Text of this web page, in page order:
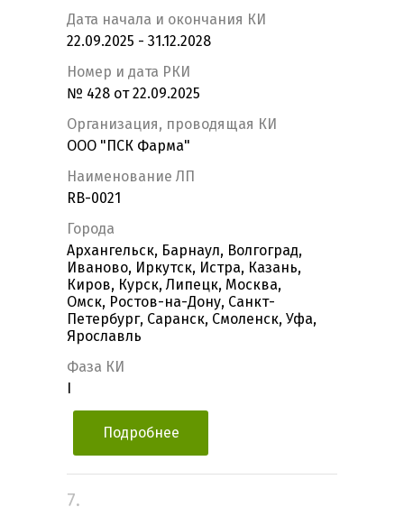
Дата начала и окончания КИ
22.09.2025 - 31.12.2028
Номер и дата РКИ
№ 428 от 22.09.2025
Организация, проводящая КИ
ООО "ПСК Фарма"
Наименование ЛП
RB-0021
Города
Архангельск, Барнаул, Волгоград,
Иваново, Иркутск, Истра, Казань,
Киров, Курск, Липецк, Москва,
Омск, Ростов-на-Дону, Санкт-
Петербург, Саранск, Смоленск, Уфа,
Ярославль
Фаза КИ
Подробнее
7.